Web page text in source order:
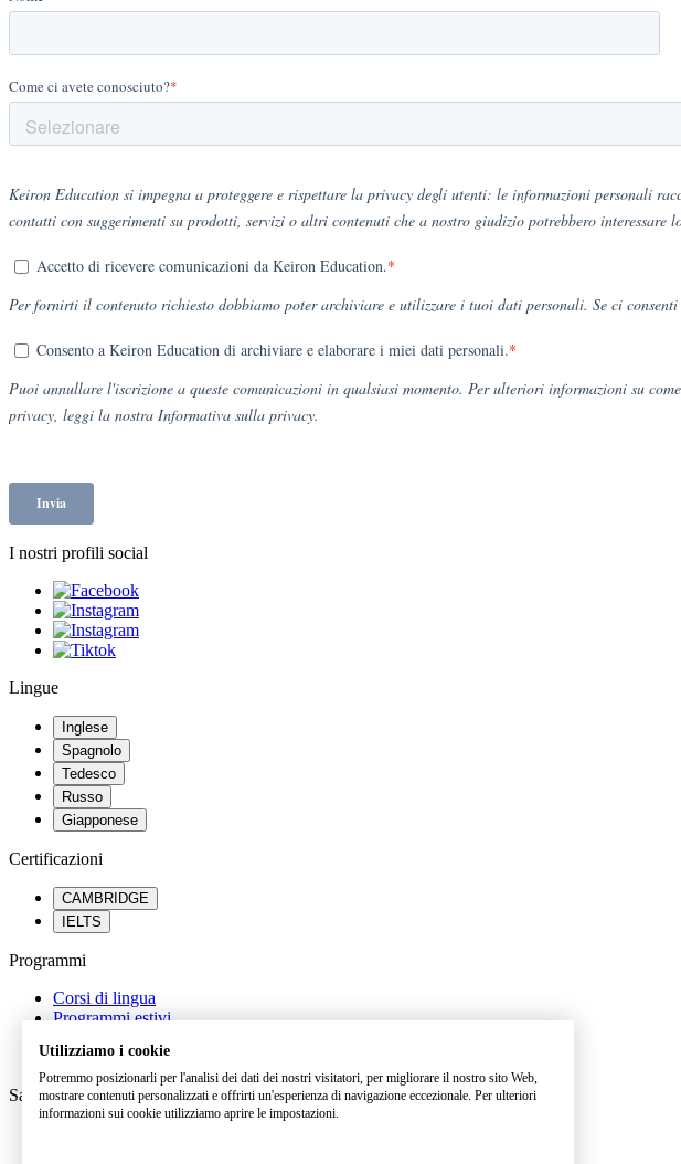
I nostri profili social
Lingue
Inglese
Spagnolo
Tedesco
Russo
Giapponese
Certificazioni
CAMBRIDGE
IELTS
Programmi
Corsi di lingua
Programmi estivi
Orientamento universitario
Saperne di più
Utilizziamo i cookie
Potremmo posizionarli per l'analisi dei dati dei nostri visitatori, per migliorare il nostro sito Web,
mostrare contenuti personalizzati e offrirti un'esperienza di navigazione eccezionale. Per ulteriori
informazioni sui cookie utilizziamo aprire le impostazioni.